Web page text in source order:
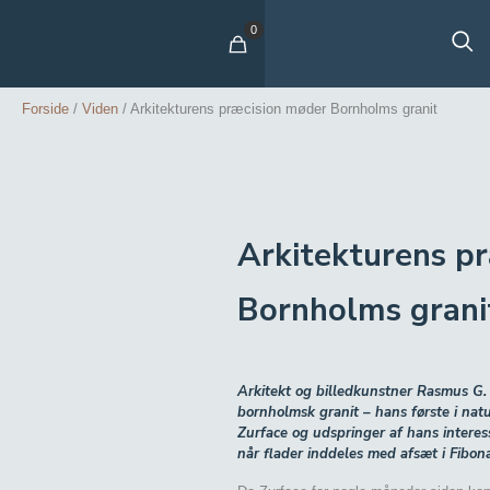
0
Forside / Viden / Arkitekturens præcision møder Bornholms granit
Arkitekturens
Bornholms
Arkitekt og billedkunstner Rasmus
bornholmsk granit – hans første i
Zurface og udspringer af hans
når flader inddeles med afsæt i